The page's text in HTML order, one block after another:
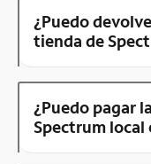
¿Puedo
tienda de
¿Puedo pagar
Spectrum local